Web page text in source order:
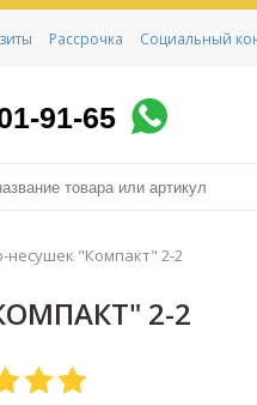
Рассрочка Социальный
91-65
несушек "Компакт" 2-2
2-2